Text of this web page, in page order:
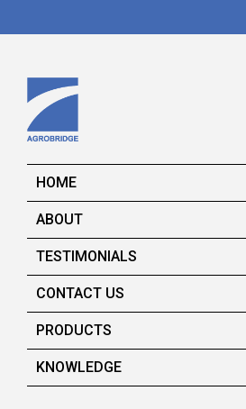
HOME
ABOUT
TESTIMONIALS
CONTACT US
PRODUCTS
KNOWLEDGE